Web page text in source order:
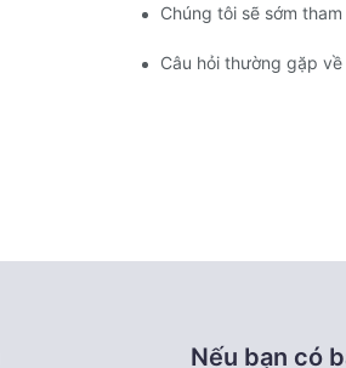
Chúng tôi sẽ sớm
Câu hỏi thường gặp
Nếu bạn có